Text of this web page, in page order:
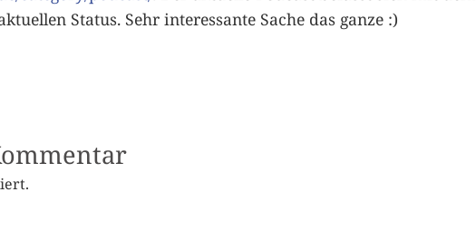
Status. Sehr interessante Sache das ganze :)